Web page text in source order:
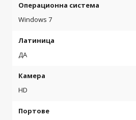
Операционна система
Windows 7
Латиница
ДА
Камера
HD
Портове